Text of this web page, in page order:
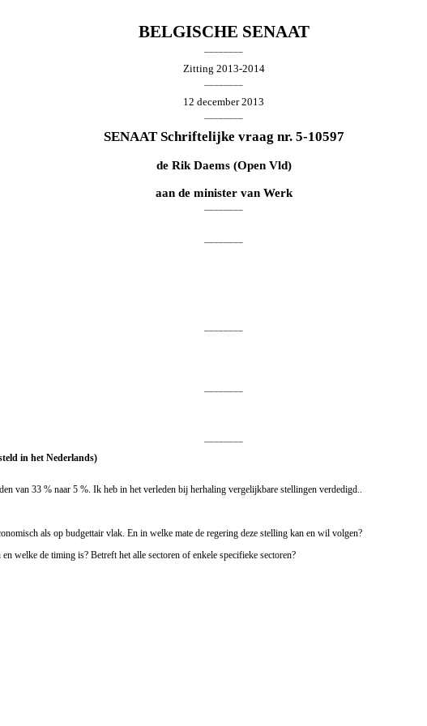
BELGISCHE SENAAT
Zitting 2013-2014
12 december 2013
SENAAT Schriftelijke vraag nr. 5-10597
de Rik Daems(Open Vld)
aan de minister van Werk
in het Nederlands)
van 33 % naar 5 %. Ik heb in het verleden bij herhaling vergelijkbare stellingen verdedigd..
als op budgettair vlak. En in welke mate de regering deze stelling kan en wil volgen?
welke de timing is? Betreft het alle sectoren of enkele specifieke sectoren?